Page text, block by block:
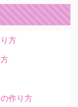
方
作り方